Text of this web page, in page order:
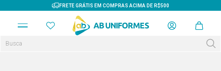
FRETE GRÁTIS EM COMPRAS ACIMA DE R$500